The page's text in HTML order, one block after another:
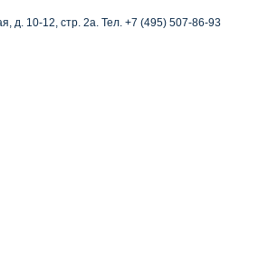
д. 10-12, стр. 2а. Тел. +7 (495) 507-86-93